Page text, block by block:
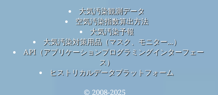
大気汚染観測データ
空気汚染指数算出方法
大気汚染予報
大気汚染対策用品（マスク、モニター...）
API（アプリケーションプログラミングインターフェー
ス）
ヒストリカルデータプラットフォーム
© 2008-2025